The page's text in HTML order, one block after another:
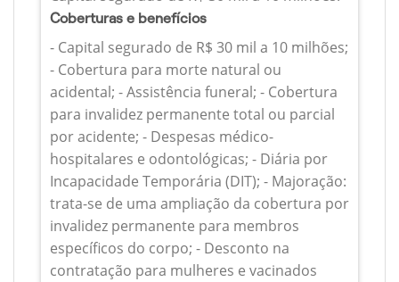
Coberturas e benefícios
- Capital segurado de R$ 30 mil a 10 milhões;
- Cobertura para morte natural ou
acidental; - Assistência funeral; - Cobertura
para invalidez permanente total ou parcial
por acidente; - Despesas médico-
hospitalares e odontológicas; - Diária por
Incapacidade Temporária (DIT); - Majoração:
trata-se de uma ampliação da cobertura por
invalidez permanente para membros
específicos do corpo; - Desconto na
contratação para mulheres e vacinados